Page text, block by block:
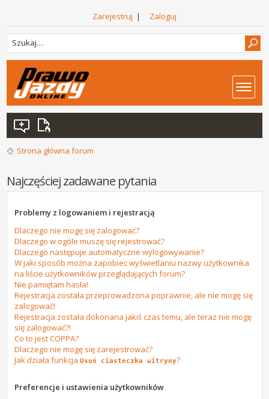
Zarejestruj | Zaloguj
Strona główna forum
Najczęściej zadawane pytania
Problemy z logowaniem i rejestracją
Dlaczego nie mogę się zalogować?
Dlaczego w ogóle muszę się rejestrować?
Dlaczego następuje automatyczne wylogowywanie?
W jaki sposób można zapobiec wyświetlaniu nazwy użytkownika
na liście użytkowników przeglądających forum?
Nie pamiętam hasła!
Rejestracja została przeprowadzona poprawnie, ale nie mogę się
zalogować!
Rejestracja została dokonana jakiś czas temu, ale teraz nie mogę
się zalogować?!
Co to jest COPPA?
Dlaczego nie mogę się zarejestrować?
Jak działa funkcjaUsuń ciasteczka witryny?
Preferencje i ustawienia użytkowników